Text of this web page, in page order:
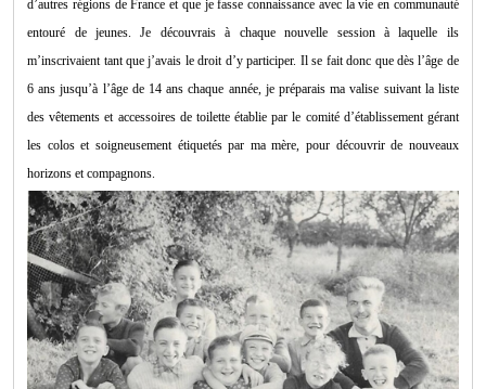
d’autres régions de France et que je fasse connaissance avec la vie en communauté
entouré de jeunes. Je découvrais à chaque nouvelle session à laquelle ils
m’inscrivaient tant que j’avais le droit d’y participer. Il se fait donc que dès l’âge de
6 ans jusqu’à l’âge de 14 ans chaque année, je préparais ma valise suivant la liste
des vêtements et accessoires de toilette établie par le comité d’établissement gérant
les colos et soigneusement étiquetés par ma mère, pour découvrir de nouveaux
horizons et compagnons.